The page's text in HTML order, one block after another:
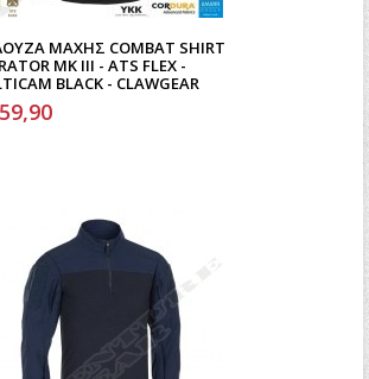
ΜΆΧΗΣ COMBAT SHIRT
MK III - ATS FLEX -
BLACK - CLAWGEAR